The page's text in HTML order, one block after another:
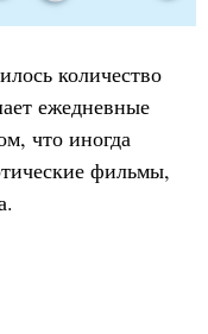
количество
ежедневные
что иногда
фильмы,